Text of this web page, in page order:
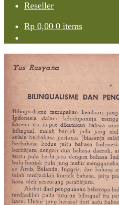
Reseller
Rp 0,00 0 items